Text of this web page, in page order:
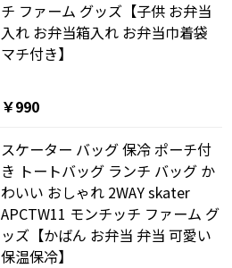
チ ファーム グッズ【子供 お弁当
入れ お弁当箱入れ お弁当巾着袋
マチ付き】
￥990
スケーター バッグ 保冷 ポーチ付
き トートバッグ ランチ バッグ か
わいい おしゃれ 2WAY skater
APCTW11 モンチッチ ファーム グ
ッズ【かばん お弁当 弁当 可愛い
保温保冷】